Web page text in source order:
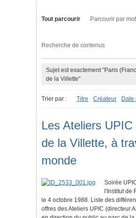
Tout parcourir Parcourir par
Recherche de contenus
Sujet est exactement "Paris
de la Villette"
Trier par : Titre Créateur Date
Les Ateliers
de la Villette, à
monde
Soirée
l'Institut de
le 4 octobre 1988. Liste des
offres des Ateliers UPIC (directeur